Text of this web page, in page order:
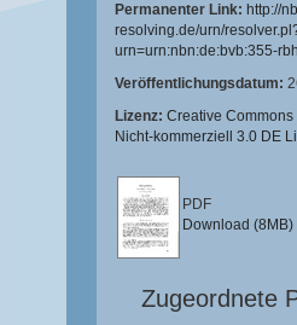
Permanenter Link: http://
resolving.de/urn/
urn=urn:nbn:de:bvb:355-
Veröffentlichungsdatum:
Lizenz: Creative
Nicht-kommerziell 3.0 DE
PDF
Download (8MB)
Zugeordnete